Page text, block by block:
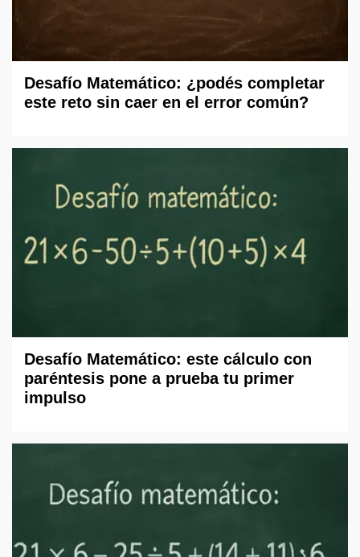
Desafío Matemático: ¿podés completar
este reto sin caer en el error común?
Desafío Matemático: este cálculo con
paréntesis pone a prueba tu primer
impulso